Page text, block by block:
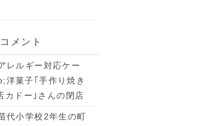
メント
レルギー対応ケー
洋菓子｢手作り焼き
カドー｣さんの閉店
代小学校2年生の町